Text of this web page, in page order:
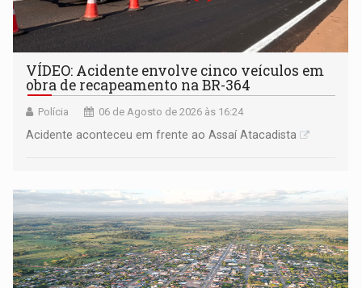
VÍDEO: Acidente envolve cinco veículos em
obra de recapeamento na BR-364
Polícia 06 de Agosto de 2026 às 16:24
Acidente aconteceu em frente ao Assaí Atacadista